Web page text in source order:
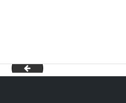
Deluxe-Kreuzfahrten